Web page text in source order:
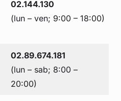
02.144.130
(lun – ven; 9:00 – 18:00)
02.89.674.181
(lun – sab; 8:00 –
20:00)